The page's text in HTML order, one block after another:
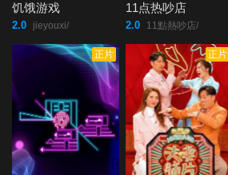
第20220221期 第20220222期
第20220224期 第20220225期
饥饿游戏
2.0 jieyouxi/
11点热吵店
2.0 11點熱吵店/
正片 正片